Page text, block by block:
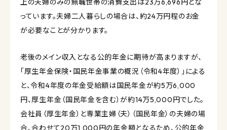
上の夫婦のみの無職世帯の消費支出は23万6,696円とな
っています。夫婦二人暮らしの場合は、約24万円程のお金
が必要なことが分かります。
老後のメイン収入となる公的年金に期待が高まりますが、
「厚生年金保険・国民年金事業の概況（令和4年度）」による
と、令和4年度の年金受給額は国民年金が約5万6,000
円、厚生年金（国民年金を含む）が約14万5,000円でした。
会社員（厚生年金）と専業主婦（夫）（国民年金）の夫婦の場
合、合わせて20万1,000円の年金額となるため、公的年金